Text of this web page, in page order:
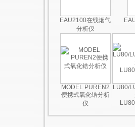
EAU2100在线烟气
分析仪
MODEL PUREN2
便携式氧化锆分析
仪
LU80/